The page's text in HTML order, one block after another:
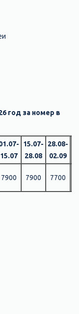
год за номер в
15.07
15.07-
28.08
28.08-
02.09
7900 7900 7700